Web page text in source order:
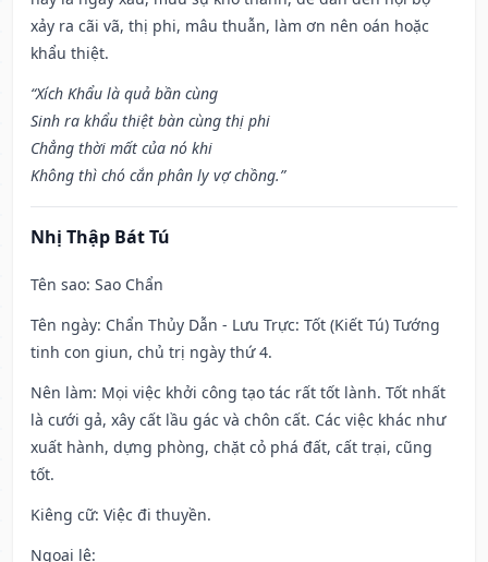
xảy ra cãi vã, thị phi, mâu thuẫn, làm ơn nên oán hoặc
khẩu thiệt.
“Xích Khẩu là quả bần cùng
Sinh ra khẩu thiệt bàn cùng thị phi
Chẳng thời mất của nó khi
Không thì chó cắn phân ly vợ chồng.”
Nhị Thập Bát Tú
Tên sao: Sao Chẩn
Tên ngày: Chẩn Thủy Dẫn - Lưu Trực: Tốt (Kiết Tú) Tướng
tinh con giun, chủ trị ngày thứ 4.
Nên làm: Mọi việc khởi công tạo tác rất tốt lành. Tốt nhất
là cưới gả, xây cất lầu gác và chôn cất. Các việc khác như
xuất hành, dựng phòng, chặt cỏ phá đất, cất trại, cũng
tốt.
Kiêng cữ: Việc đi thuyền.
Ngoại lệ: